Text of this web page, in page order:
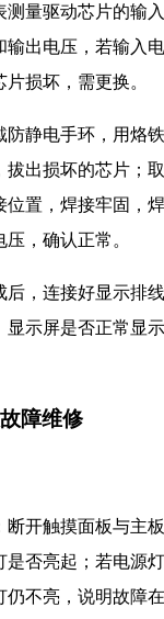
测量驱动芯片的输
输出电压，若输入
损坏，需更换。
防静电手环，用烙
拔出损坏的芯片；
位置，焊接牢固，
，确认正常。
后，连接好显示排
显示屏是否正常显
障维修
断开触摸面板与主
是否亮起；若电源
不亮，说明故障在